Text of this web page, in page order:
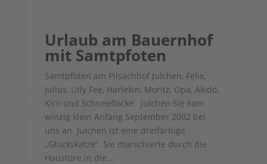
Urlaub am Bauernhof
mit Samtpfoten
Samtpfoten am Pilsachhof Julchen, Felix,
Julius, Lilly Fee, Harlekin, Moritz, Opa, Akido,
Kiro und Schneeflocke Julchen Sie kam
winzig klein Anfang September 2002 bei
uns an. Julchen ist eine dreifärbige
„Glückskatze“. Sie marschierte durch die
Haustüre in die...